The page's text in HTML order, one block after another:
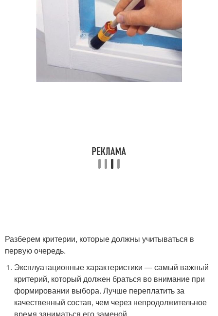
Разберем критерии, которые должны учитываться в
первую очередь.
Эксплуатационные характеристики — самый важный
критерий, который должен браться во внимание при
формировании выбора. Лучше переплатить за
качественный состав, чем через непродолжительное